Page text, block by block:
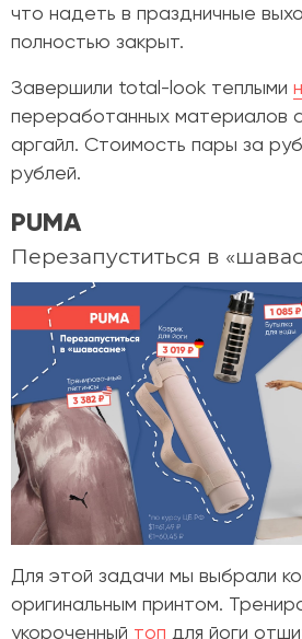
что надеть в праздничные
полностью закрыт.
Завершили total-look теплыми
переработанных материалов
аргайл. Стоимость пары за
рублей.
PUMA
Перезапуститься в
Для этой задачи мы выбрали
оригинальным принтом.
укороченный топ для йоги